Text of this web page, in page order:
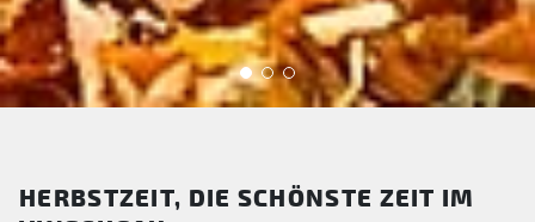
HERBSTZEIT, DIE SCHÖNSTE ZEIT IM